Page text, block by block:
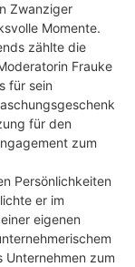
Zwanziger
Momente.
zählte die
Frauke
für sein
für den
zum
Persönlichkeiten
er im
eigenen
zum